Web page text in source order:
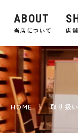
ABOUT
当店について 店
HOME 取り扱